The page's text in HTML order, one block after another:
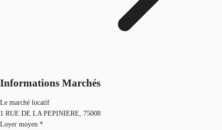
Informations Marchés
Le marché locatif
1 RUE DE LA PEPINIERE, 75008
Loyer moyen *